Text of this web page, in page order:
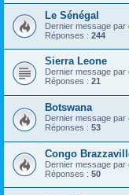
Le Sénégal
Dernier message par
Réponses : 244
Sierra Leone
Dernier message par
Réponses : 21
Botswana
Dernier message par
Réponses : 53
Congo
Dernier message par
Réponses : 50